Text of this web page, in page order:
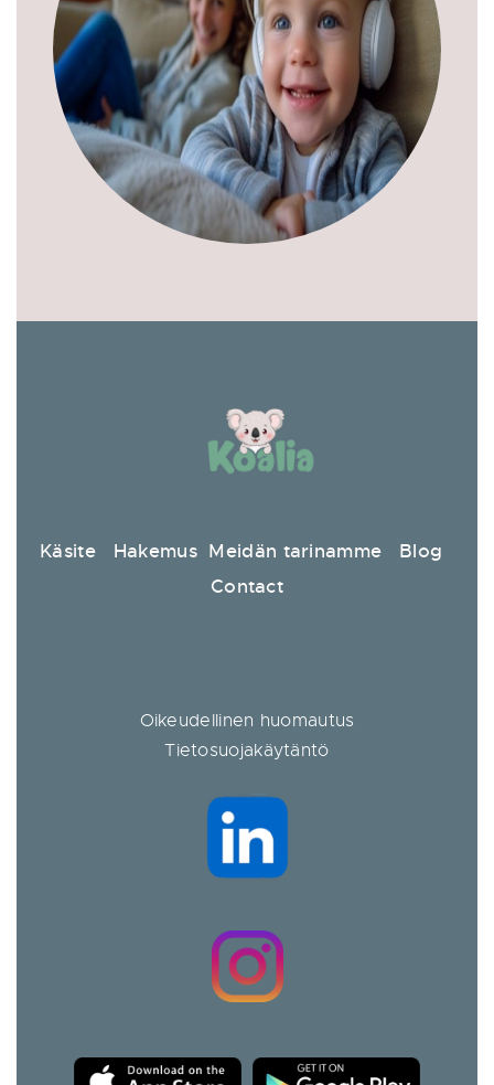
Käsite Hakemus Meidän tarinamme
Blog
Contact
Oikeudellinen huomautus
Tietosuojakäytäntö